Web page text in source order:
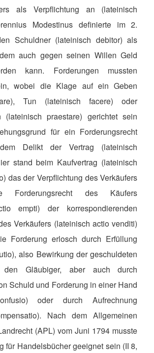
als Verpflichtung an (lateinisch
Modestinus definierte im 2.
Schuldner (lateinisch debitor) als
auch gegen seinen Willen Geld
kann. Forderungen mussten
wobei die Klage auf ein Geben
Tun (lateinisch facere) oder
(lateinisch praestare) gerichtet sein
für ein Forderungsrecht
Delikt der Vertrag (lateinisch
stand beim Kaufvertrag (lateinisch
das der Verpflichtung des Verkäufers
Forderungsrecht des Käufers
empti) der korrespondierenden
Verkäufers (lateinisch actio venditi)
Forderung erlosch durch Erfüllung
also Bewirkung der geschuldeten
Gläubiger, aber auch durch
Schuld und Forderung in einer Hand
oder durch Aufrechnung
Nach dem Allgemeinen
(APL) vom Juni 1794 musste
für Handelsbücher geeignet sein (II 8,